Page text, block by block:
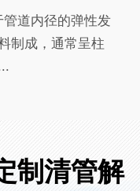
道内径的弹性发
制成，通常呈柱
制清管解